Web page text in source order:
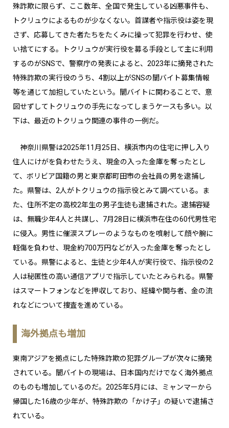
殊詐欺に限らず、ここ数年、全国で発生している凶悪事件も、
トクリュウによるものが少なくない。首謀者や指示役は姿を現
さず、応募してきた者たちをたくみに操って犯罪を行わせ、使
い捨てにする。トクリュウが実行役を募る手段として主に利用
するのがSNSで、警察庁の発表によると、2023年に摘発された
特殊詐欺の実行役のうち、4割以上がSNSの闇バイト募集情報
等を通じて加担していたという。闇バイトに関わることで、意
図せずしてトクリュウの手先になってしまうケースも多い。以
下は、最近のトクリュウ関連の事件の一例だ。
神奈川県警は2025年11月25日、横浜市内の住宅に押し入り
住人にけがを負わせたうえ、現金の入った金庫を奪ったとし
て、ボリビア国籍の男と東京都町田市の会社員の男を逮捕し
た。県警は、2人がトクリュウの指示役とみて調べている。ま
た、住所不定の高校2年生の男子生徒も逮捕された。逮捕容疑
は、無職少年4人と共謀し、7月28日に横浜市在住の60代男性宅
に侵入。男性に催涙スプレーのようなものを噴射して顔や腕に
軽傷を負わせ、現金約700万円などが入った金庫を奪ったとし
ている。県警によると、生徒と少年4人が実行役で、指示役の2
人は秘匿性の高い通信アプリで指示していたとみられる。県警
はスマートフォンなどを押収しており、経緯や関与者、金の流
れなどについて捜査を進めている。
海外拠点も増加
東南アジアを拠点にした特殊詐欺の犯罪グループが次々に摘発
されている。闇バイトの現場は、日本国内だけでなく海外拠点
のものも増加しているのだ。2025年5月には、ミャンマーから
帰国した16歳の少年が、特殊詐欺の「かけ子」の疑いで逮捕さ
れている。